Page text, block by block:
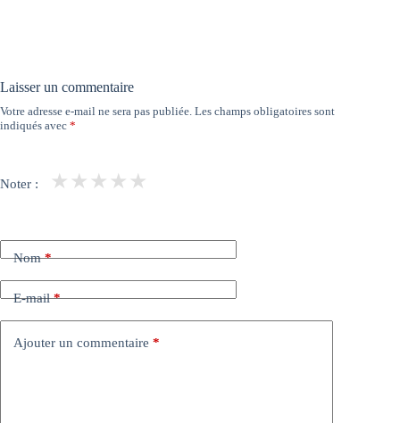
Laisser un commentaire
Votre adresse e-mail ne sera pas publiée. Les champs obligatoires sont
indiqués avec *
Noter : ★
★
★
★
★
Nom*
E-mail*
Ajouter un commentaire *